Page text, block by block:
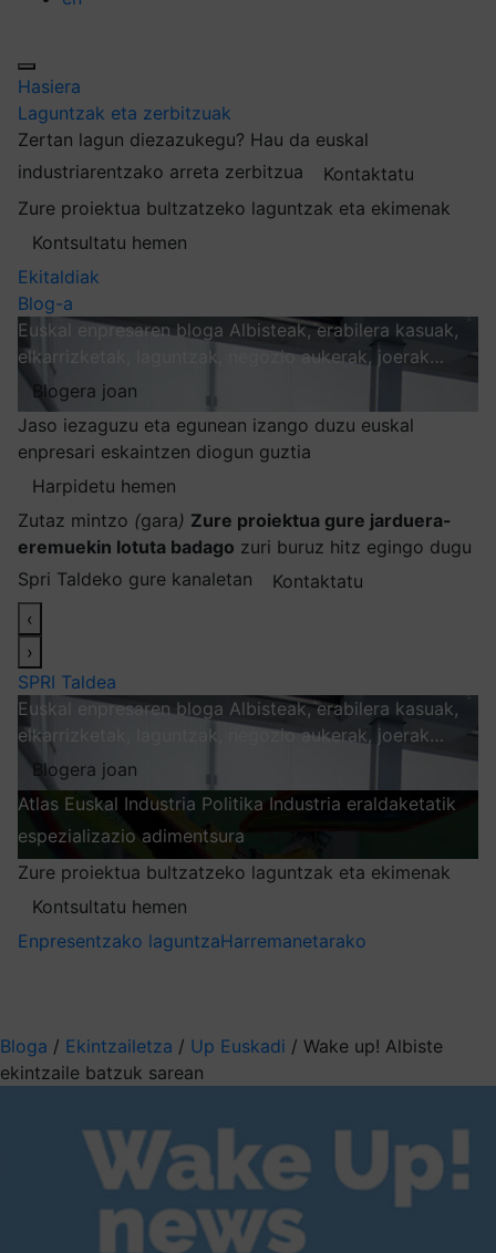
Hasiera
Laguntzak eta zerbitzuak
Zertan lagun diezazukegu? Hau da euskal
industriarentzako arreta zerbitzua
Kontaktatu
Zure proiektua bultzatzeko laguntzak eta ekimenak
Kontsultatu hemen
Ekitaldiak
Blog-a
Euskal enpresaren bloga Albisteak, erabilera kasuak,
elkarrizketak, laguntzak, negozio aukerak, joerak…
Blogera joan
Jaso iezaguzu eta egunean izango duzu euskal
enpresari eskaintzen diogun guztia
Harpidetu hemen
Zutaz mintzo (gara) Zure proiektua gure jarduera-
eremuekin lotuta badago zuri buruz hitz egingo dugu
Spri Taldeko gure kanaletan
Kontaktatu
‹
›
SPRI Taldea
Euskal enpresaren bloga Albisteak, erabilera kasuak,
elkarrizketak, laguntzak, negozio aukerak, joerak…
Blogera joan
Atlas Euskal Industria Politika Industria eraldaketatik
espezializazio adimentsura
Zure proiektua bultzatzeko laguntzak eta ekimenak
Kontsultatu hemen
Enpresentzako laguntzaHarremanetarako
Bloga / Ekintzailetza / Up Euskadi / Wake up! Albiste
ekintzaile batzuk sarean